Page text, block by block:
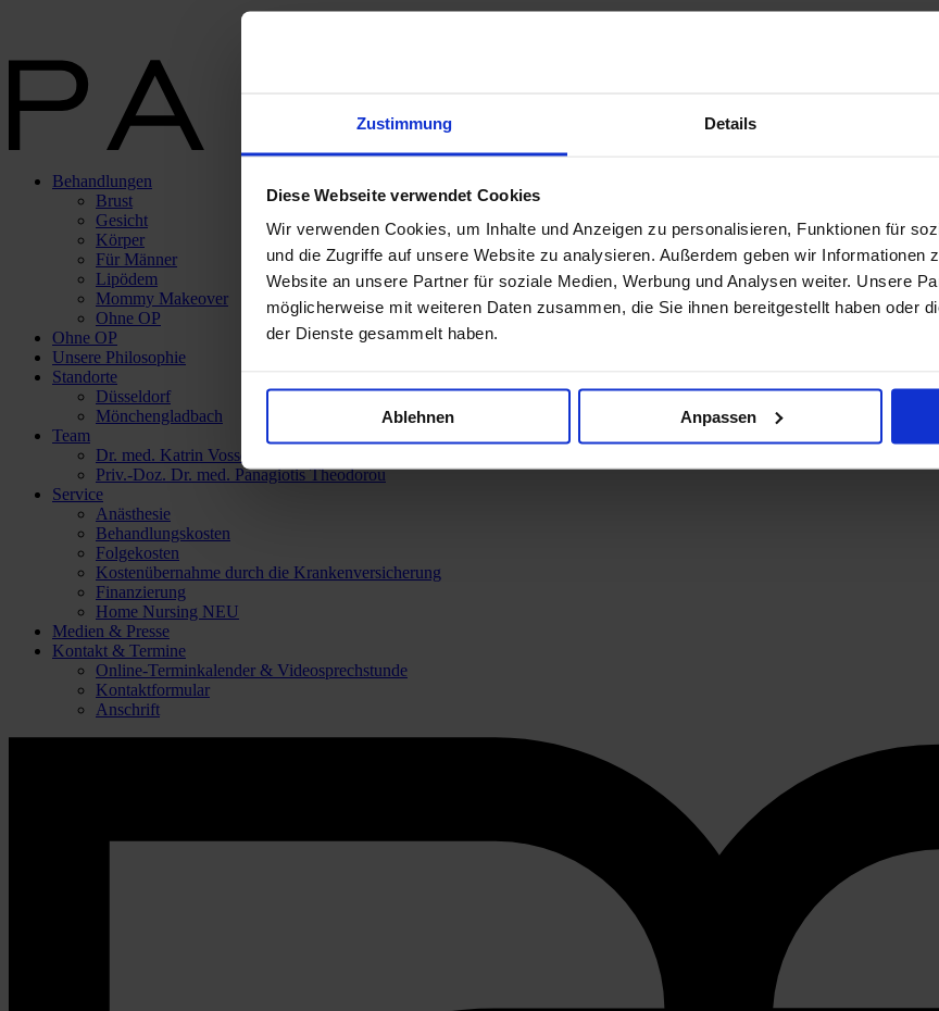
Zustimmung Details
Diese Webseite verwendet Cookies
Wir verwenden Cookies, um Inhalte und Anzeigen zu personalisieren, Funktionen für
und die Zugriffe auf unsere Website zu analysieren. Außerdem geben wir Informationen
Website an unsere Partner für soziale Medien, Werbung und Analysen weiter. Unsere
möglicherweise mit weiteren Daten zusammen, die Sie ihnen bereitgestellt haben oder
der Dienste gesammelt haben.
Ablehnen Anpassen
Behandlungen
Brust
Gesicht
Körper
Für Männer
Lipödem
Mommy Makeover
Ohne OP
Ohne OP
Unsere Philosophie
Standorte
Düsseldorf
Mönchengladbach
Team
Dr. med. Katrin Vossoughi
Priv.-Doz. Dr. med. Panagiotis Theodorou
Service
Anästhesie
Behandlungskosten
Folgekosten
Kostenübernahme durch die Krankenversicherung
Finanzierung
Home Nursing NEU
Medien & Presse
Kontakt & Termine
Online-Terminkalender & Videosprechstunde
Kontaktformular
Anschrift